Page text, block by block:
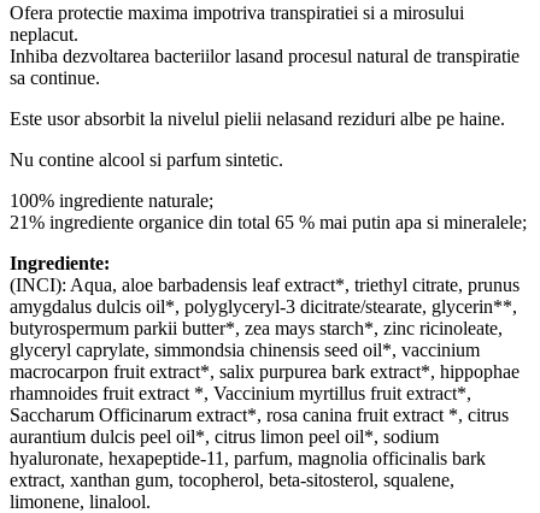
Ofera protectie maxima impotriva transpiratiei si a mirosului
neplacut.
Inhiba dezvoltarea bacteriilor lasand procesul natural de transpiratie
sa continue.
Este usor absorbit la nivelul pielii nelasand reziduri albe pe haine.
Nu contine alcool si parfum sintetic.
100% ingrediente naturale;
21% ingrediente organice din total 65 % mai putin apa si mineralele;
Ingrediente:
(INCI): Aqua, aloe barbadensis leaf extract*, triethyl citrate, prunus
amygdalus dulcis oil*, polyglyceryl-3 dicitrate/stearate, glycerin**,
butyrospermum parkii butter*, zea mays starch*, zinc ricinoleate,
glyceryl caprylate, simmondsia chinensis seed oil*, vaccinium
macrocarpon fruit extract*, salix purpurea bark extract*, hippophae
rhamnoides fruit extract *, Vaccinium myrtillus fruit extract*,
Saccharum Officinarum extract*, rosa canina fruit extract *, citrus
aurantium dulcis peel oil*, citrus limon peel oil*, sodium
hyaluronate, hexapeptide-11, parfum, magnolia officinalis bark
extract, xanthan gum, tocopherol, beta-sitosterol, squalene,
limonene, linalool.